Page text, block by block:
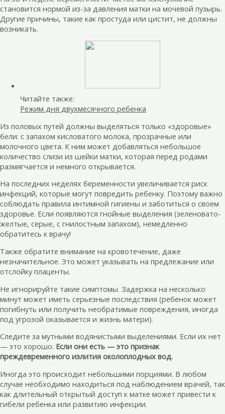
становится нормой из-за давления матки на мочевой пузырь.
Другие причины, такие как простуда или цистит, не должны
возникать.
Читайте также:
Режим дня двухмесячного ребенка
Из половых путей должны выделяться только «здоровые»
бели: с запахом кисловатого молока, прозрачные или
молочного цвета. К ним может добавляться небольшое
количество слизи из шейки матки, которая перед родами
размягчается и немного открывается.
На последних неделях беременности увеличивается риск
инфекций, которые могут повредить ребенку. Поэтому важно
соблюдать правила интимной гигиены и заботиться о своем
здоровье. Если появляются гнойные выделения (зеленовато-
желтые, серые, с гнилостным запахом), немедленно
обратитесь к врачу!
Также обратите внимание на кровотечение, даже
незначительное. Это может указывать на предлежание или
отслойку плаценты.
Не игнорируйте такие симптомы. Задержка на несколько
минут может иметь серьезные последствия (ребенок может
погибнуть или получить необратимые повреждения, иногда
под угрозой оказывается и жизнь матери).
Следите за мутными водянистыми выделениями. Если их нет
— это хорошо. Если они есть — это признак
преждевременного излития околоплодных вод.
Иногда это происходит небольшими порциями. В любом
случае необходимо находиться под наблюдением врачей, так
как длительный открытый доступ к матке может привести к
гибели ребенка или развитию инфекции.